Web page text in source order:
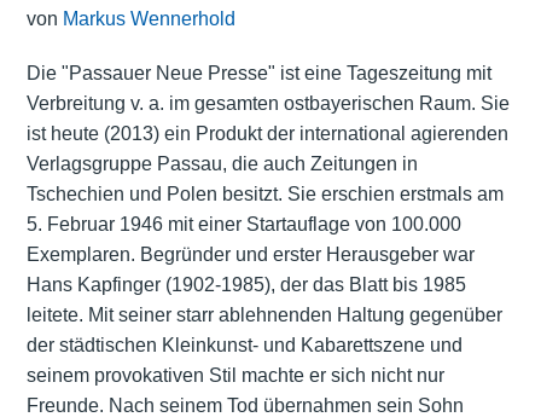
von Markus Wennerhold
Die "Passauer Neue Presse" ist eine Tageszeitung mit
Verbreitung v. a. im gesamten ostbayerischen Raum. Sie
ist heute (2013) ein Produkt der international agierenden
Verlagsgruppe Passau, die auch Zeitungen in
Tschechien und Polen besitzt. Sie erschien erstmals am
5. Februar 1946 mit einer Startauflage von 100.000
Exemplaren. Begründer und erster Herausgeber war
Hans Kapfinger (1902-1985), der das Blatt bis 1985
leitete. Mit seiner starr ablehnenden Haltung gegenüber
der städtischen Kleinkunst- und Kabarettszene und
seinem provokativen Stil machte er sich nicht nur
Freunde. Nach seinem Tod übernahmen sein Sohn